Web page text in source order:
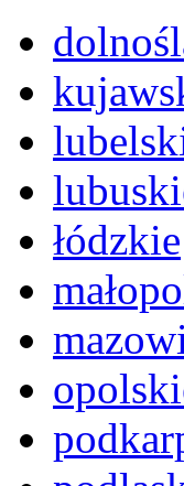
łódzkie